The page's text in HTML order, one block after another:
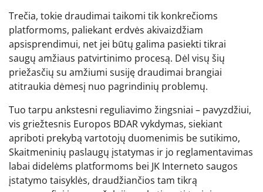
Trečia, tokie draudimai taikomi tik konkrečioms
platformoms, paliekant erdvės akivaizdžiam
apsisprendimui, net jei būtų galima pasiekti tikrai
saugų amžiaus patvirtinimo procesą. Dėl visų šių
priežasčių su amžiumi susiję draudimai brangiai
atitraukia dėmesį nuo pagrindinių problemų.
Tuo tarpu ankstesni reguliavimo žingsniai – pavyzdžiui,
vis griežtesnis Europos BDAR vykdymas, siekiant
apriboti prekybą vartotojų duomenimis be sutikimo,
Skaitmeninių paslaugų įstatymas ir jo reglamentavimas
labai didelėms platformoms bei JK Interneto saugos
įstatymo taisyklės, draudžiančios tam tikrą